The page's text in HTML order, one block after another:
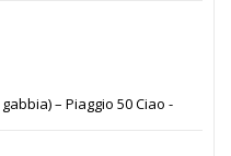
– Piaggio 50 Ciao -